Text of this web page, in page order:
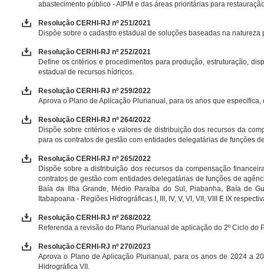
abastecimento público - AIPM e das áreas prioritárias para
Resolução CERHI-RJ nº 251/2021
Dispõe sobre o cadastro estadual de soluções baseadas na
Resolução CERHI-RJ nº 252/2021
Define os critérios e procedimentos para produção, estruturação,
estadual de recursos hídricos.
Resolução CERHI-RJ nº 259/2022
Aprova o Plano de Aplicação Plurianual, para os anos que
Resolução CERHI-RJ nº 264/2022
Dispõe sobre critérios e valores de distribuição dos recursos da
para os contratos de gestão com entidades delegatárias de funções
Resolução CERHI-RJ nº 265/2022
Dispõe sobre a distribuição dos recursos da compensação
contratos de gestão com entidades delegatárias de funções de
Baía da Ilha Grande, Médio Paraíba do Sul, Piabanha, Baía de
Itabapoana - Regiões Hidrográficas I, III, IV, V, VI, VII, VIII E IX
Resolução CERHI-RJ nº 268/2022
Referenda a revisão do Plano Plurianual de aplicação do 2º Ciclo do
Resolução CERHI-RJ nº 270/2023
Aprova o Plano de Aplicação Plurianual, para os anos de 2024 a
Hidrográfica VII.